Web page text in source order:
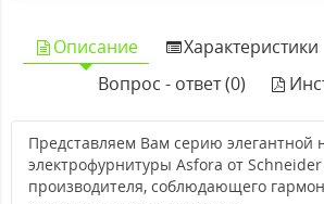
Описание Характеристики
Вопрос - ответ (0)
Представляем Вам серию элегантной
электрофурнитуры Asfora от
производителя, соблюдающего